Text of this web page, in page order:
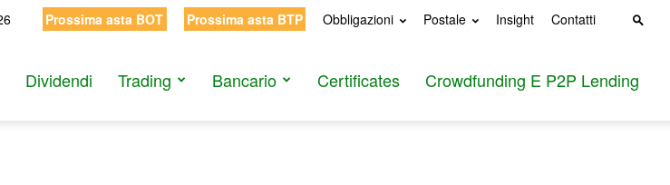
Prossima asta BOT Prossima asta BTP Obbligazioni Postale Insight Contatti
Dividendi Trading Bancario Certificates Crowdfunding E P2P Lending